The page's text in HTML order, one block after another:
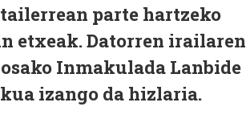
parte hartzeko
etxeak. Datorren irailaren
Inmakulada Lanbide
izango da hizlaria.